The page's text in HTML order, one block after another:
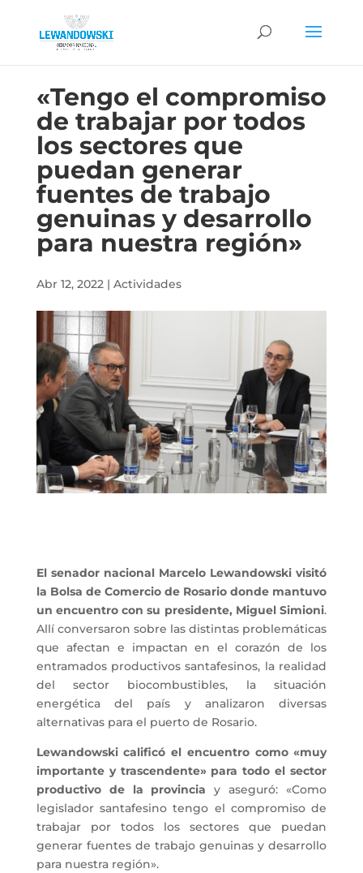
«Tengo el compromiso
de trabajar por todos
los sectores que
puedan generar
fuentes de trabajo
genuinas y desarrollo
para nuestra región»
Abr 12, 2022| Actividades
El senador nacional Marcelo Lewandowski visitó
la Bolsa de Comercio de Rosario donde mantuvo
un encuentro con su presidente, Miguel Simioni.
Allí conversaron sobre las distintas problemáticas
que afectan e impactan en el corazón de los
entramados productivos santafesinos, la realidad
del sector biocombustibles, la situación
energética del país y analizaron diversas
alternativas para el puerto de Rosario.
Lewandowski calificó el encuentro como «muy
importante y trascendente» para todo el sector
productivo de la provincia y aseguró: «Como
legislador santafesino tengo el compromiso de
trabajar por todos los sectores que puedan
generar fuentes de trabajo genuinas y desarrollo
para nuestra región».